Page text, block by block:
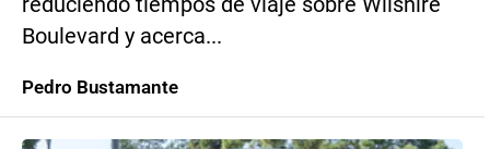
Boulevard y acerca...
Pedro Bustamante